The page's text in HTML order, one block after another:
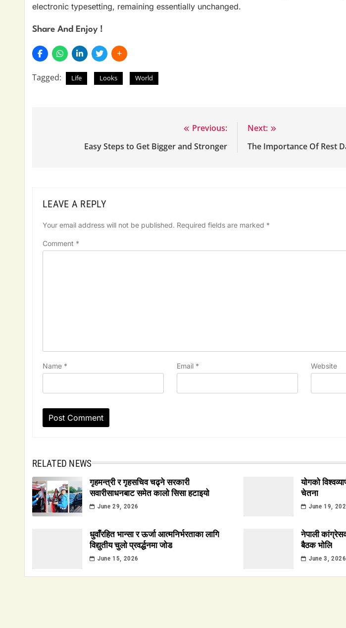
electronic typesetting, remaining essentially unchanged.
Share And Enjoy !
Tagged: Life Looks World
navigation
Previous:
Easy Steps to Get Bigger and Stronger
Next:
The Importance Of Rest
LEAVE A REPLY
Your email address will not be published. Required fields are marked *
Comment *
Name * Email * Website
RELATED NEWS
गृहमन्त्री र गृहसचिव चढ्ने सरकारी
सवारीसाधनबाट समेत कालो सिसा हटाइयो
June 29, 2026
योगको
चेतना
June 19,
धुवाँरहित भान्सा र ऊर्जा आत्मनिर्भरताका लागि
विद्युतीय चुलो प्रवर्द्धनमा जोड
June 15, 2026
नेपाली
बैठक भोलि
June 3, 2026